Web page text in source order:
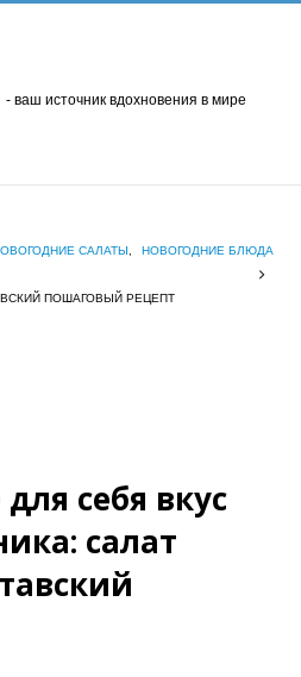
ваш источник вдохновения в мире
САЛАТЫ НОВОГОДНИЕ БЛЮДА
ПОШАГОВЫЙ РЕЦЕПТ
себя вкус
салат